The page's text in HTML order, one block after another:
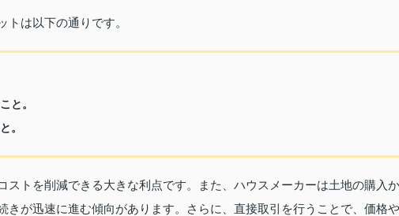
は以下の通りです。
と。
。
ストを削減できる大きな利点です。また、ハウスメーカーは土地の購入か
きが迅速に進む傾向があります。さらに、直接取引を行うことで、価格や